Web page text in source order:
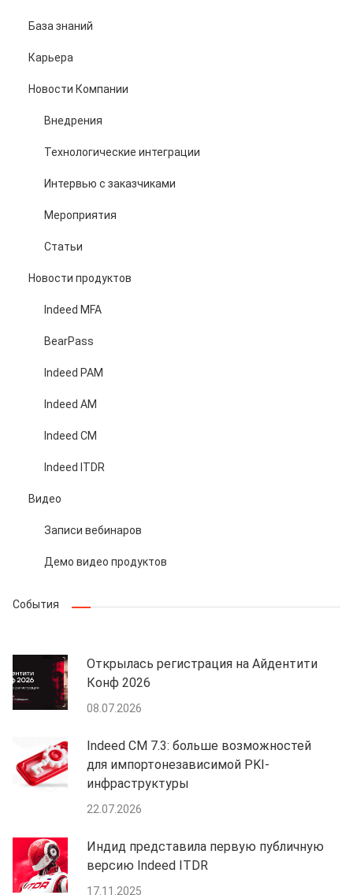
База знаний
Карьера
Новости Компании
Внедрения
Технологические интеграции
Интервью с заказчиками
Мероприятия
Статьи
Новости продуктов
Indeed MFA
BearPass
Indeed PAM
Indeed AM
Indeed CM
Indeed ITDR
Видео
Записи вебинаров
Демо видео продуктов
События
Открылась регистрация на Айдентити
Конф 2026
08.07.2026
Indeed CM 7.3: больше возможностей
для импортонезависимой PKI-
инфраструктуры
22.07.2026
Индид представила первую публичную
версию Indeed ITDR
17.11.2025